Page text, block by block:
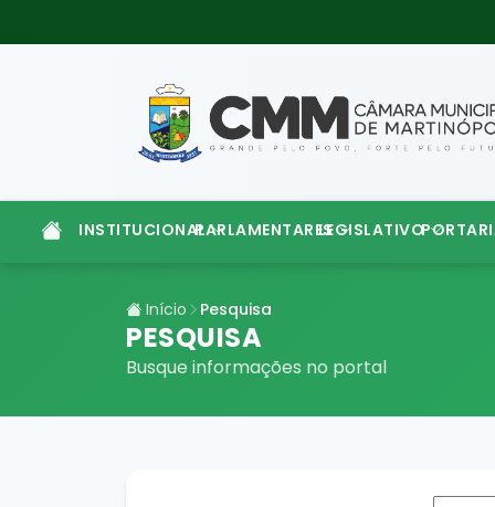
INSTITUCIONALPARLAMENTARESLEGISLATIVO
Início Pesquisa
PESQUISA
Busque informações no portal